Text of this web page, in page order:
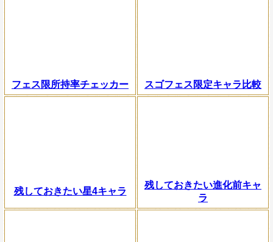
フェス限所持率チェッカー スゴフェス限定キャラ比較
残しておきたい星4キャラ
残しておきたい進化前キャ
ラ